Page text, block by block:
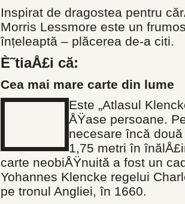
Inspirat de dragostea pentru
Morris Lessmore este un
înțeleaptă – plăcerea de-a citi.
È˜tiaÅ£i că:
Cea mai mare carte din lume
Este „Atlasul
ÅŸase persoane.
necesare încă
1,75 metri în
carte neobiÅŸnuită a fost un
Yohannes Klencke regelui
pe tronul Angliei, în 1660.